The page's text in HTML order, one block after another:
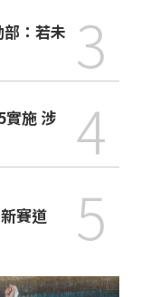
：若未 3
實施 涉
4
賽道 5